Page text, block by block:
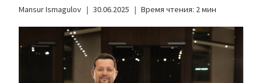
Mansur Ismagulov 30.06.2025 Время чтения: 2мин